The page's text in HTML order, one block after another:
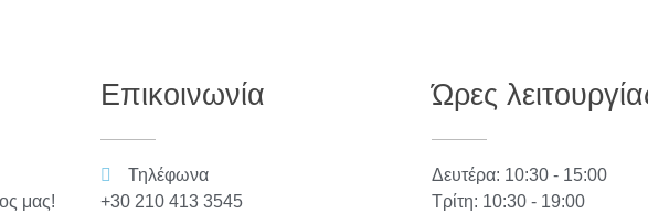
μας!
Επικοινωνία
Τηλέφωνα
+30 210 413 3545
Ώρες
Δευτέρα: 10:30 - 15:00
Τρίτη: 10:30 - 19:00